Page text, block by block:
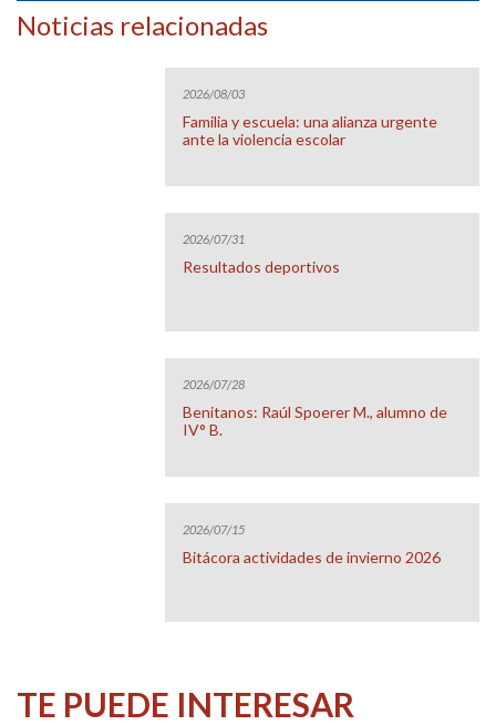
Noticias relacionadas
2026/08/03
Familia y escuela: una alianza urgente
ante la violencia escolar
2026/07/31
Resultados deportivos
2026/07/28
Benitanos: Raúl Spoerer M., alumno de
IV° B.
2026/07/15
Bitácora actividades de invierno 2026
TE PUEDE INTERESAR